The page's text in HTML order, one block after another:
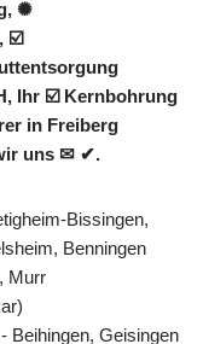
✺
☑️
Ihr ☑️ Kernbohrung
in Freiberg
uns ✉ ✔.